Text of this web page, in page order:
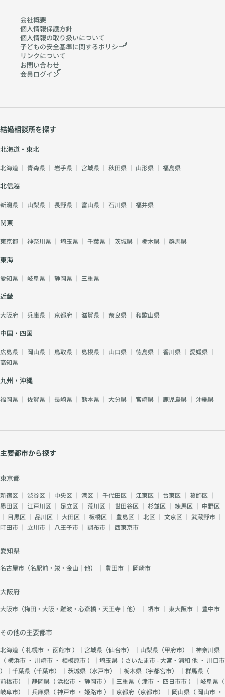
会社概要
個人情報保護方針
個人情報の取り扱いについて
子どもの安全基準に関するポリシー
リンクについて
お問い合わせ
会員ログイン
結婚相談所を探す
北海道・東北
北海道 ｜ 青森県 ｜ 岩手県 ｜ 宮城県 ｜ 秋田県 ｜ 山形県 ｜ 福島県
北信越
新潟県 ｜ 山梨県 ｜ 長野県 ｜ 富山県 ｜ 石川県 ｜ 福井県
関東
東京都 ｜ 神奈川県 ｜ 埼玉県 ｜ 千葉県 ｜ 茨城県 ｜ 栃木県 ｜ 群馬県
東海
愛知県 ｜ 岐阜県 ｜ 静岡県 ｜ 三重県
近畿
大阪府 ｜ 兵庫県 ｜ 京都府 ｜ 滋賀県 ｜ 奈良県 ｜ 和歌山県
中国・四国
広島県 ｜ 岡山県 ｜ 鳥取県 ｜ 島根県 ｜ 山口県 ｜ 徳島県 ｜ 香川県 ｜ 愛媛県 ｜
高知県
九州・沖縄
福岡県 ｜ 佐賀県 ｜ 長崎県 ｜ 熊本県 ｜ 大分県 ｜ 宮崎県 ｜ 鹿児島県 ｜ 沖縄県
主要都市から探す
東京都
新宿区 ｜ 渋谷区 ｜ 中央区 ｜ 港区 ｜ 千代田区 ｜ 江東区 ｜ 台東区 ｜ 葛飾区 ｜
墨田区 ｜ 江戸川区 ｜ 足立区 ｜ 荒川区 ｜ 世田谷区 ｜ 杉並区 ｜ 練馬区 ｜ 中野区
｜ 目黒区 ｜ 品川区 ｜ 大田区 ｜ 板橋区 ｜ 豊島区 ｜ 北区 ｜ 文京区 ｜ 武蔵野市 ｜
町田市 ｜ 立川市 ｜ 八王子市 ｜ 調布市 ｜ 西東京市
愛知県
名古屋市（名駅前・栄・金山｜他） ｜ 豊田市 ｜ 岡崎市
大阪府
大阪市（梅田・大阪・難波・心斎橋・天王寺｜他） ｜ 堺市 ｜ 東大阪市 ｜ 豊中市
その他の主要都市
北海道（札幌市 ・ 函館市）｜宮城県（仙台市） ｜山梨県（甲府市） ｜神奈川県
（横浜市 ・ 川崎市 ・ 相模原市）｜埼玉県（ さいたま市 - 大宮・浦和 他 ・ 川口市
）｜千葉県（千葉市） ｜茨城県（水戸市） ｜栃木県（宇都宮市） ｜群馬県（
前橋市） ｜静岡県（浜松市 ・ 静岡市）｜三重県（津市 ・ 四日市市）｜岐阜県（
岐阜市） ｜兵庫県（神戸市 ・ 姫路市）｜京都府（京都市） ｜岡山県（ 岡山市 ・